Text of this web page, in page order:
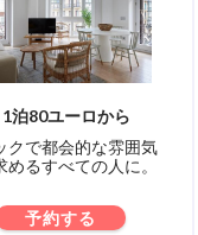
1泊80ユーロから
クで都会的な雰囲気
めるすべての人に。
予約する